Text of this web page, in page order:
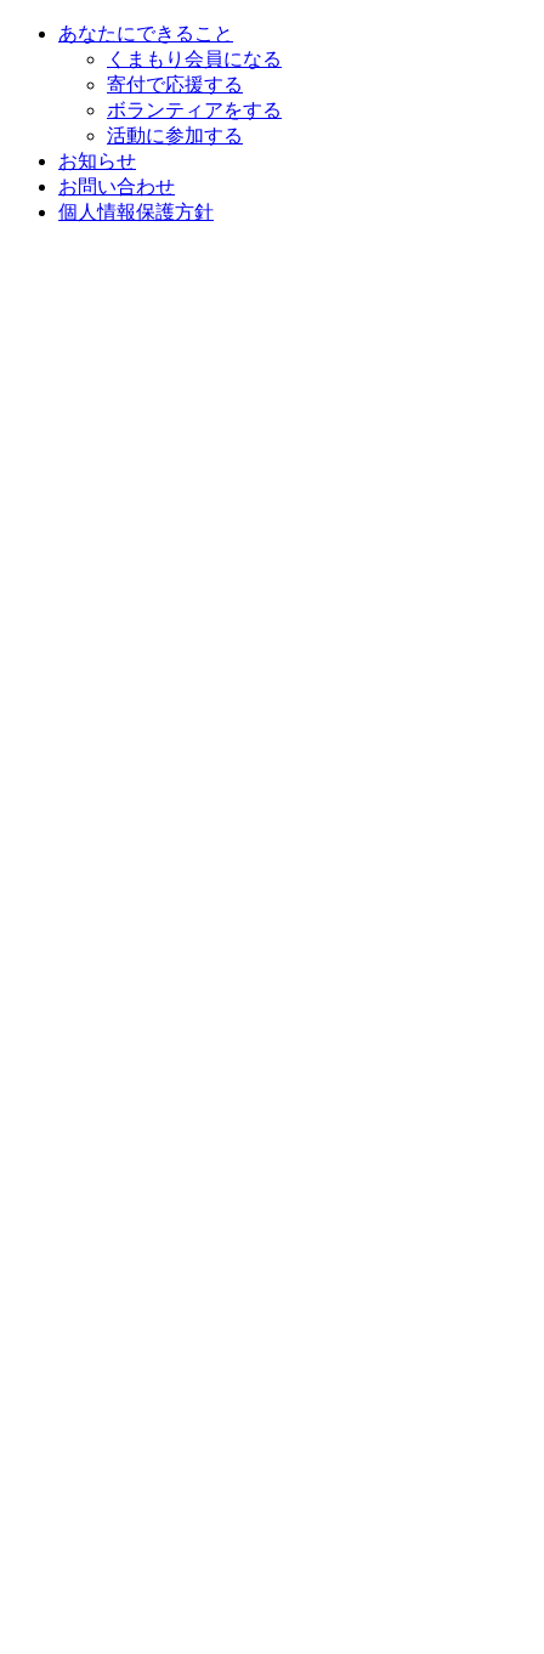
あなたにできること
くまもり会員になる
寄付で応援する
ボランティアをする
活動に参加する
お知らせ
お問い合わせ
個人情報保護方針